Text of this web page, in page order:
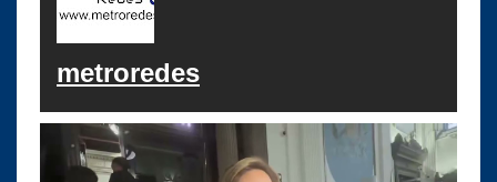
metroredes